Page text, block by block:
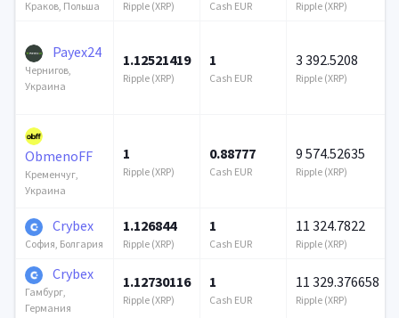
Краков, Польша Ripple (XRP) Cash EUR Ripple (XRP)
Payex24
Чернигов,
Украина
1.12521419
Ripple (XRP)
1
Cash EUR
3 392.5208
Ripple (XRP)
ObmenoFF
Кременчуг,
Украина
1
Ripple (XRP)
0.88777
Cash EUR
9 574.52635
Ripple (XRP)
Crybex
София, Болгария
1.126844
Ripple (XRP)
1
Cash EUR
11 324.7822
Ripple (XRP)
Crybex
Гамбург,
Германия
1.12730116
Ripple (XRP)
1
Cash EUR
11 329.376658
Ripple (XRP)